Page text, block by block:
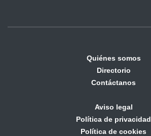
Quiénes somos
Directorio
Contáctanos
Aviso legal
Política de privacidad
Política de cookies